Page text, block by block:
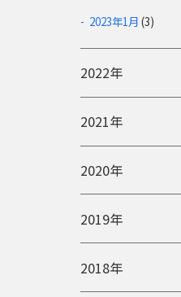
2023年1月 (3)
2022年
2021年
2020年
2019年
2018年